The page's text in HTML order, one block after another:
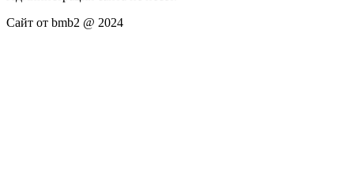
Сайт от bmb2 @ 2024